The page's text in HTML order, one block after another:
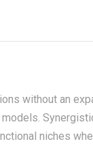
without an
niches